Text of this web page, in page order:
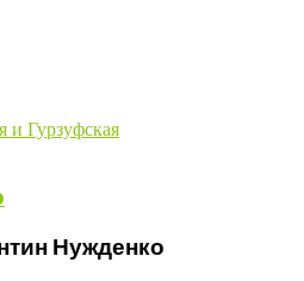
и Гурзуфская
Нужденко